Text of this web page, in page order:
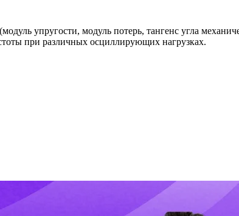
упругости, модуль потерь, тангенс угла
при различных осциллирующих нагрузках.